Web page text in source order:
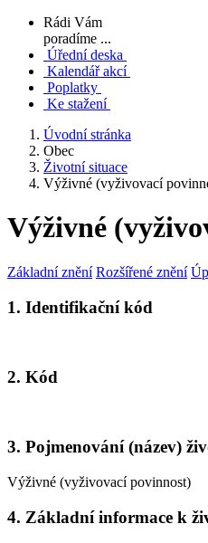
Rádi Vám
poradíme ...
Úřední deska
Kalendář akcí
Poplatky
Ke stažení
Úvodní stránka
Obec
Životní situace
Výživné (vyživovací
Výživné
Základní znění Rozšířené znění
1. Identifikační kód
2. Kód
3. Pojmenování (název)
Výživné (vyživovací povinnost)
4. Základní informace k